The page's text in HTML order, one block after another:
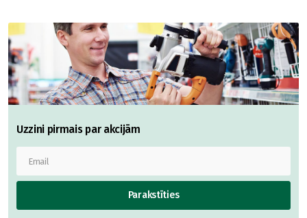
Uzzini pirmais par akcijām
Parakstīties